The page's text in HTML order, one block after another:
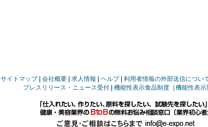
サイトマップ 会社概要 求人情報 ヘルプ 利用者情報の外部送信につい
プレスリリース・ニュース受付
機能性表示食品制度［機能性表示